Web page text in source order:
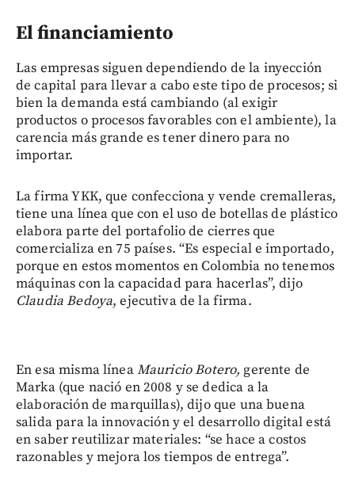
El financiamiento
Las empresas siguen dependiendo de la inyección
de capital para llevar a cabo este tipo de procesos; si
bien la demanda está cambiando (al exigir
productos o procesos favorables con el ambiente), la
carencia más grande es tener dinero para no
importar.
La firma YKK, que confecciona y vende cremalleras,
tiene una línea que con el uso de botellas de plástico
elabora parte del portafolio de cierres que
comercializa en 75 países. “Es especial e importado,
porque en estos momentos en Colombia no tenemos
máquinas con la capacidad para hacerlas”, dijo
Claudia Bedoya, ejecutiva de la firma.
En esa misma líneaMauricio Botero, gerente de
Marka (que nació en 2008 y se dedica a la
elaboración de marquillas), dijo que una buena
salida para la innovación y el desarrollo digital está
en saber reutilizar materiales: “se hace a costos
razonables y mejora los tiempos de entrega”.